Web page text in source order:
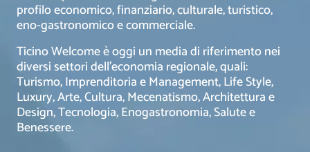
profilo economico, finanziario, culturale, turistico,
eno-gastronomico e commerciale.
Ticino Welcome è oggi un media di riferimento nei
diversi settori dell’economia regionale, quali:
Turismo, Imprenditoria e Management, Life Style,
Luxury, Arte, Cultura, Mecenatismo, Architettura e
Design, Tecnologia, Enogastronomia, Salute e
Benessere.